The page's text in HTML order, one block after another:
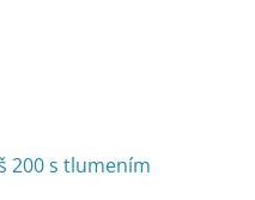
200 s tlumením